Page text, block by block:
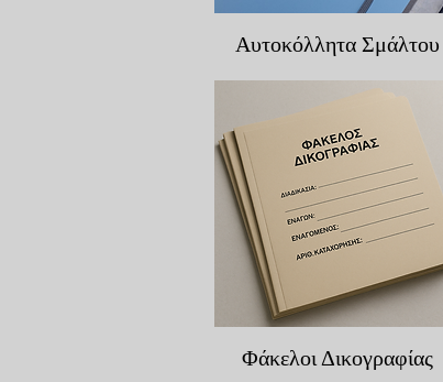
Γρήγορη προβολή
Αυτοκόλλητα Σμάλτου
Γρήγορη προβολή
Φάκελοι Δικογραφίας